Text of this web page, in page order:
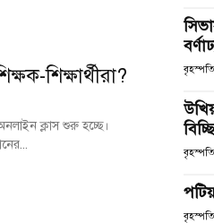
শিক্ষার্থীরা?
ক্লাস শুরু হচ্ছে।